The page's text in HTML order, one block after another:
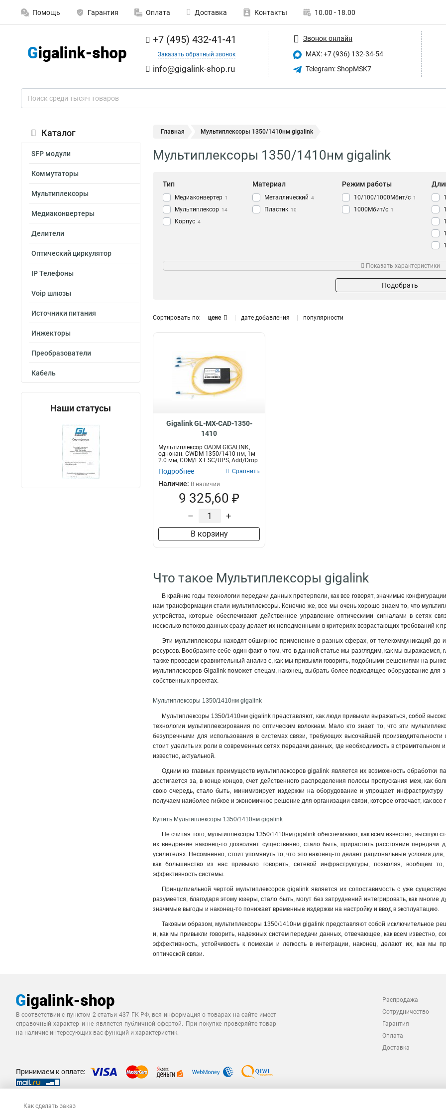
Помощь Гарантия Оплата Доставка Контакты 10.00 - 18.00
+7 (495) 432-41-41
Заказать обратный звонок
info@gigalink-shop.ru
Звонок онлайн
MAX: +7 (936) 132-34-54
Telegram: ShopMSK7
Каталог
SFP модули
Коммутаторы
Мультиплексоры
Медиаконвертеры
Делители
Оптический циркулятор
IP Телефоны
Voip шлюзы
Источники питания
Инжекторы
Преобразователи
Кабель
Наши статусы
Главная Мультиплексоры 1350/1410нм gigalink
Мультиплексоры 1350/1410нм gigalink
Тип
Медиаконвертер 1
Мультиплекcор 14
Корпус 4
Материал
Металлический 4
Пластик 10
Режим работы
10/100/1000Мбит/с 1
1000Мбит/с 1
2.0мм 8 1м 8 12-24В 1
Показать характеристики
Подобрать
Сортировать по: цене дате добавления популярности
Gigalink GL-MX-CAD-1350-
1410
Мультиплекcор OADM GIGALINK,
однокан. CWDM 1350/1410 нм, 1м
2.0 мм, COM/EXT SC/UPS, Add/Drop
Подробнее Сравнить
Наличие: В наличии
9 325,60 ₽
– +
В корзину
Что такое Мультиплексоры gigalink
В крайние годы технологии передачи данных претерпели, как все говорят, значимые
нам трансформации стали мультиплексоры. Конечно же, все мы очень хорошо знаем то, что
устройства, которые обеспечивают действенное управление оптическими сигналами в сетях
несколько потоков данных сразу делает их неподменными в критериях возрастающих требований к
Эти мультиплексоры находят обширное применение в разных сферах, от телекоммуникаций до
ресурсов. Вообразите себе один факт о том, что в данной статье мы разглядим, как мы выражаемся,
также проведем сравнительный анализ с, как мы привыкли говорить, подобными решениями на
мультиплексоров Gigalink поможет спецам, наконец, выбрать более подходящее оборудование для
собственных проектах.
Мультиплексоры 1350/1410нм gigalink
Мультиплексоры 1350/1410нм gigalink представляют, как люди привыкли выражаться, собой
технологии мультиплексирования по оптическим волокнам. Мало кто знает то, что эти
безупречными для использования в системах связи, требующих высочайшей
стоит уделить их роли в современных сетях передачи данных, где необходимость в
известно, актуальной.
Одним из главных преимуществ мультиплексоров gigalink является их возможность обработки
достигается за, в конце концов, счет действенного распределения полосы пропускания меж, как
свою очередь, стало быть, минимизирует издержки на оборудование и упрощает
получаем наиболее гибкое и экономичное решение для организации связи, которое отвечает, как
Купить Мультиплексоры 1350/1410нм gigalink
Не считая того, мультиплексоры 1350/1410нм gigalink обеспечивают, как всем известно, высшую
их внедрение наконец-то дозволяет существенно, стало быть, прирастить расстояние
усилителях. Несомненно, стоит упомянуть то, что это наконец-то делает рациональные условия
как большинство из нас привыкло говорить, сетевой инфраструктуры, позволяя, вообщем
эффективность системы.
Принципиальной чертой мультиплексоров gigalink является их сопоставимость с уже
разумеется, благодаря этому юзеры, стало быть, могут без затруднений интегрировать, как
значимые выгоды и наконец-то понижает временные издержки на настройку и ввод в эксплуатацию.
Таковым образом, мультиплексоры 1350/1410нм gigalink представляют собой исключительное
и, как мы привыкли говорить, надежных систем передачи данных, отвечающее, как всем известно,
эффективность, устойчивость к помехам и легкость в интеграции, наконец, делают их, как мы
оптической связи.
В соответствии с пунктом 2 статьи 437 ГК РФ, вся информация о товарах на сайте имеет
справочный характер и не является публичной офертой. При покупке проверяйте товар
на наличие интересующих вас функций и характеристик.
Распродажа
Сотрудничество
Гарантия
Оплата
Доставка
Принимаем к оплате:
Как сделать заказ